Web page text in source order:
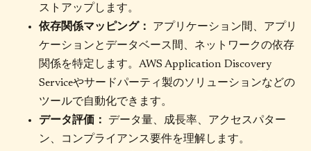
ストアップします。
依存関係マッピング：
アプリケーション間、アプリ
ケーションとデータベース間、ネットワークの依存
関係を特定します。AWS Application Discovery
Serviceやサードパーティ製のソリューションなどの
ツールで自動化できます。
データ評価：
データ量、成長率、アクセスパター
ン、コンプライアンス要件を理解します。